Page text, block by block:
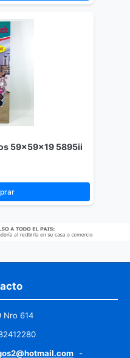
59x59x19 5895ii
Nro 614
-